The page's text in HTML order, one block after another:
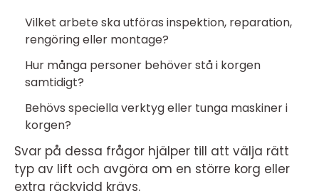
Vilket arbete ska utföras inspektion, reparation,
rengöring eller montage?
Hur många personer behöver stå i korgen
samtidigt?
Behövs speciella verktyg eller tunga maskiner i
korgen?
Svar på dessa frågor hjälper till att välja rätt
typ av lift och avgöra om en större korg eller
extra räckvidd krävs.